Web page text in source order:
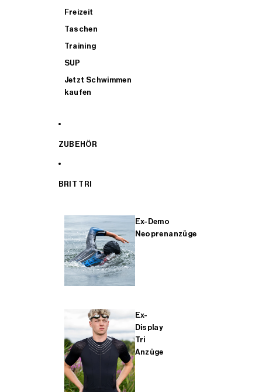
Freizeit
Taschen
Training
SUP
Jetzt Schwimmen
kaufen
ZUBEHÖR
BRIT TRI
Ex-Demo
Neoprenanzüge
Ex-
Display
Tri
Anzüge